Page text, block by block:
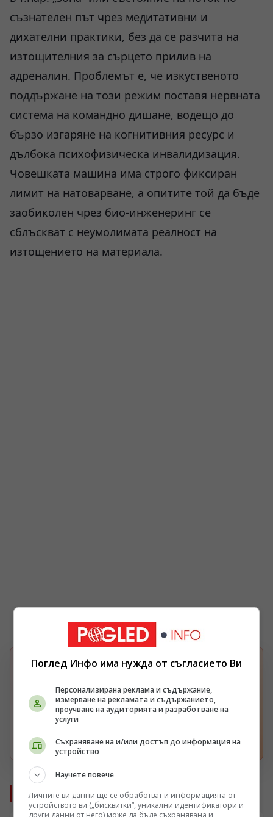
съзнателен път чрез медитативни и
дихателни практики, без да се разчита на
изтощителния за сърцето прилив на
адреналин. Проблемът е, че изкуственото
поддържане на този режим поставя нервната
система на командно дишане, водещо до
бързо изгаряне на когнитивния ресурс и
дълбока психофизическа инвалидизация.
Човешката машина има строго фиксиран
лимит на натоварване, а опитите той да бъде
заобиколен чрез био-инженеринг се
сблъскват с неумолимата реалност на
изтощението на материала.
БЪРЗА НАСТРОЙКА В GOOGLE
източник
Получавайте повече наши новини във вашия
Google поток.
Отвори
Още от Интересно
Поглед Инфо има нужда от съгласието Ви
Персонализирана реклама и съдържание,
измерване на рекламата и съдържанието,
проучване на аудиторията и разработване на
услуги
Съхраняване на и/или достъп до информация на
устройство
Научете повече
Личните ви данни ще се обработват и информацията от
устройството ви („бисквитки“, уникални идентификатори и
други данни от него) може да бъде съхранявана и